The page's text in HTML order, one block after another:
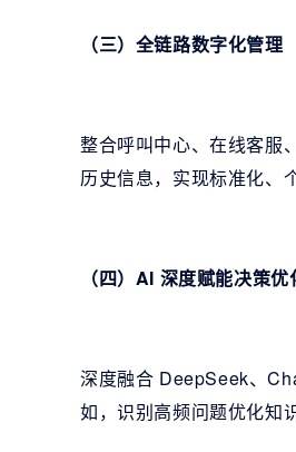
（三）全链路数字化管理
整合呼叫中心、在线客服
历史信息，实现标准化、
（四）AI 深度赋能决策优
深度融合 DeepSeek、
如，识别高频问题优化知